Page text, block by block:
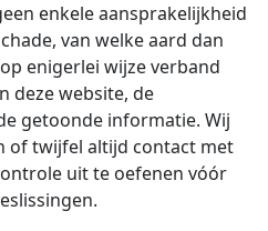
enkele aansprakelijkheid
van welke aard dan
enigerlei wijze verband
deze website, de
getoonde informatie. Wij
of twijfel altijd contact met
uit te oefenen vóór